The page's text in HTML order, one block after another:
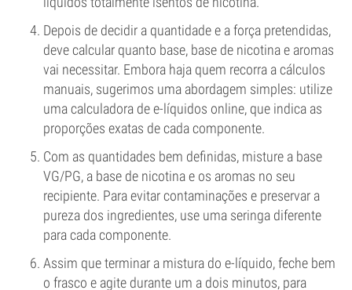
Depois de decidir a quantidade e a força pretendidas,
deve calcular quanto base, base de nicotina e aromas
vai necessitar. Embora haja quem recorra a cálculos
manuais, sugerimos uma abordagem simples: utilize
uma calculadora de e-líquidos online, que indica as
proporções exatas de cada componente.
Com as quantidades bem definidas, misture a base
VG/PG, a base de nicotina e os aromas no seu
recipiente. Para evitar contaminações e preservar a
pureza dos ingredientes, use uma seringa diferente
para cada componente.
Assim que terminar a mistura do e-líquido, feche bem
o frasco e agite durante um a dois minutos, para